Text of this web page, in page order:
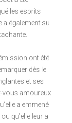
les esprits
a également su
ont été
dès le
et ses
vous amoureux
a emmené
qu’elle leur a